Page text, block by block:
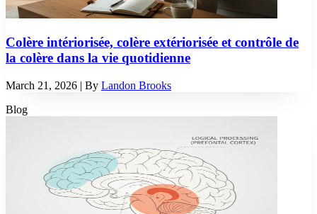
Colère intériorisée, colère extériorisée et contrôle de
la colère dans la vie quotidienne
March 21, 2026 | By Landon Brooks
Blog